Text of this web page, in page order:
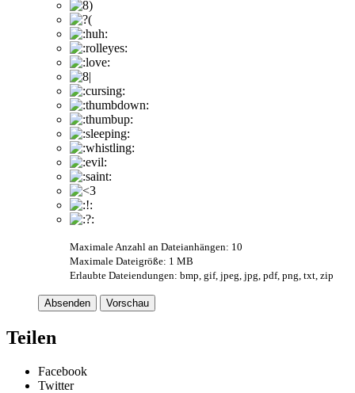
Maximale Anzahl an Dateianhängen: 10
Maximale Dateigröße: 1 MB
Erlaubte Dateiendungen: bmp, gif, jpeg, jpg, pdf, png, txt, zip
Absenden Vorschau
Teilen
Facebook
Twitter